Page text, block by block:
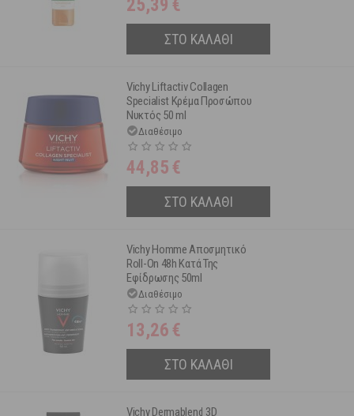
25,39 €
ΣΤΟ ΚΑΛΑΘΙ
Vichy Liftactiv Collagen
Specialist Κρέμα Προσώπου
Νυκτός 50 ml
Διαθέσιμο
44,85 €
ΣΤΟ ΚΑΛΑΘΙ
Vichy Homme Αποσμητικό
Roll-On 48h Κατά Της
Εφίδρωσης 50ml
Διαθέσιμο
13,26 €
ΣΤΟ ΚΑΛΑΘΙ
Vichy Dermablend 3D